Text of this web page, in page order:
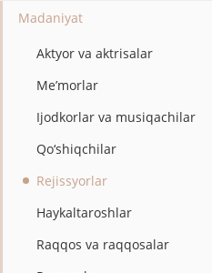
Madaniyat
Aktyor va aktrisalar
Me’morlar
Ijodkorlar va musiqachilar
Qo‘shiqchilar
Rejissyorlar
Haykaltaroshlar
Raqqos va raqqosalar